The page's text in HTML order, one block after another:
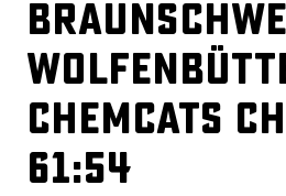
ChemCats
61:54